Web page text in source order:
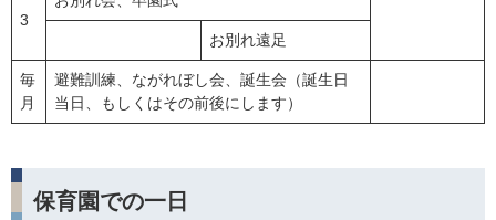
3
お別れ遠足
毎
月
避難訓練、ながれぼし会、誕生会（誕生日
当日、もしくはその前後にします）
保育園での一日